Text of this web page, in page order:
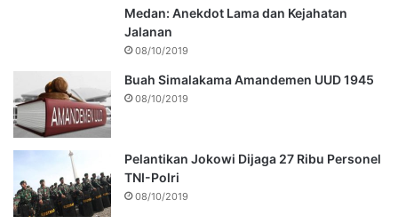
Medan: Anekdot Lama dan Kejahatan
Jalanan
08/10/2019
Buah Simalakama Amandemen UUD 1945
08/10/2019
Pelantikan Jokowi Dijaga 27 Ribu Personel
TNI-Polri
08/10/2019